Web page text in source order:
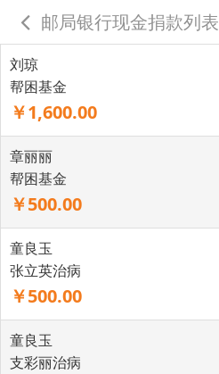
邮局银行现金捐款列表
刘琼
帮困基金
￥1,600.00
章丽丽
帮困基金
￥500.00
童良玉
张立英治病
￥500.00
童良玉
支彩丽治病